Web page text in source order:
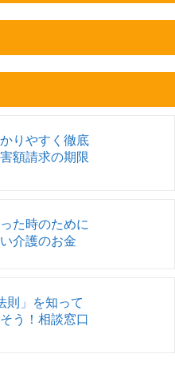
りやすく徹底
額請求の期限
た時のために
介護のお金
則」を知って
う！相談窓口